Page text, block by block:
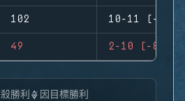
102 10-11 (-1)
49 2-10 (-8)
勝利 因目標勝利